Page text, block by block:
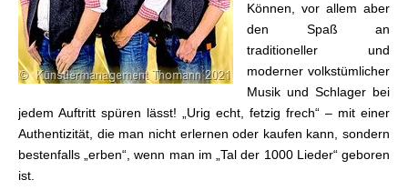
Können, vor allem aber
den Spaß an
traditioneller und
moderner volkstümlicher
Musik und Schlager bei
jedem Auftritt spüren lässt! „Urig echt, fetzig frech“ – mit einer
Authentizität, die man nicht erlernen oder kaufen kann, sondern
bestenfalls „erben“, wenn man im „Tal der 1000 Lieder“ geboren
ist.